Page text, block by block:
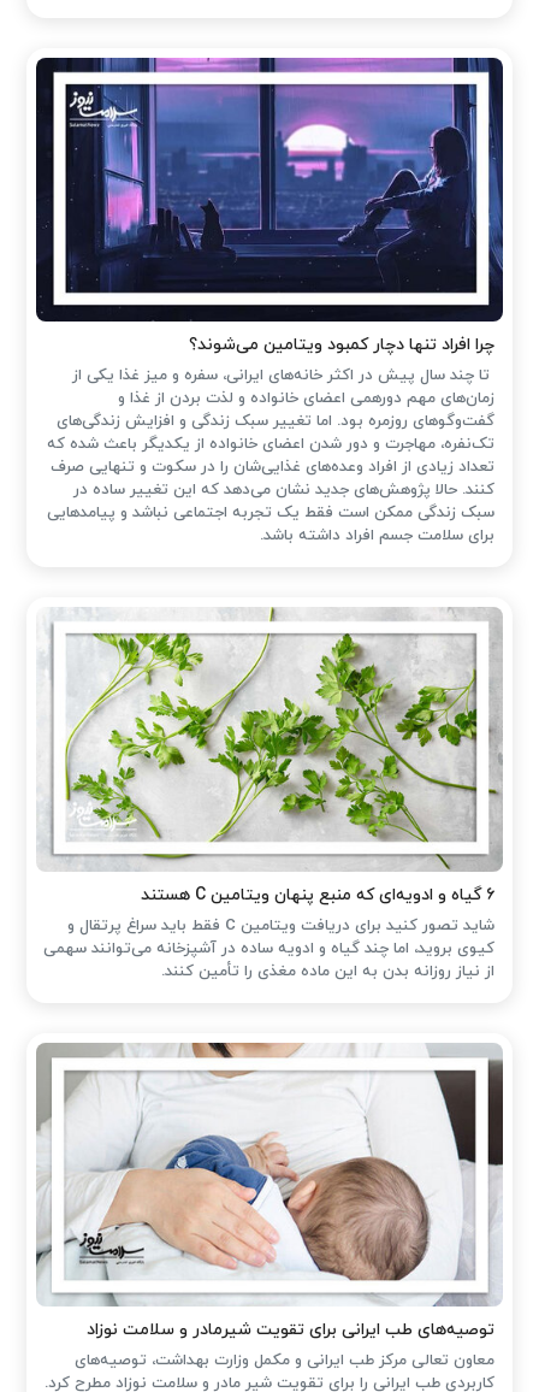
چرا افراد تنها دچار کمبود ویتامین می‌شوند؟
تا چند سال پیش در اکثر خانه‌های ایرانی، سفره و میز غذا یکی از
زمان‌های مهم دورهمی اعضای خانواده و لذت بردن از غذا و
گفت‌وگوهای روزمره بود. اما تغییر سبک زندگی و افزایش زندگی‌های
تک‌نفره، مهاجرت و دور شدن اعضای خانواده از یکدیگر باعث شده که
تعداد زیادی از افراد وعده‌های غذایی‌شان را در سکوت و تنهایی صرف
کنند. حالا پژوهش‌های جدید نشان می‌دهد که این تغییر ساده در
سبک زندگی ممکن است فقط یک تجربه اجتماعی نباشد و پیامدهایی
برای سلامت جسم افراد داشته باشد.
۶ گیاه و ادویه‌ای که منبع پنهان ویتامین C هستند
شاید تصور کنید برای دریافت ویتامین C فقط باید سراغ پرتقال و
کیوی بروید، اما چند گیاه و ادویه ساده در آشپزخانه می‌توانند سهمی
از نیاز روزانه بدن به این ماده مغذی را تأمین کنند.
توصیه‌های طب ایرانی برای تقویت شیرمادر و سلامت نوزاد
معاون تعالی مرکز طب ایرانی و مکمل وزارت بهداشت، توصیه‌های
کاربردی طب ایرانی را برای تقویت شیر مادر و سلامت نوزاد مطرح کرد.